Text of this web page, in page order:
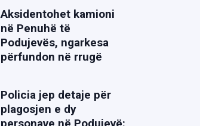
Aksidentohet kamioni
në Penuhë të
Podujevës, ngarkesa
përfundon në rrugë
Policia jep detaje për
plagosjen e dy